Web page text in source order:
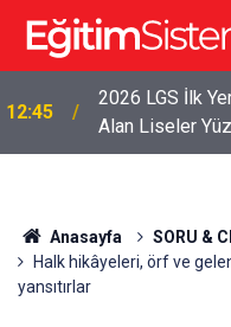
12:45
2026 LGS İlk
Alan Liseler
Anasayfa SORU &
Halk hikâyeleri, örf ve
yansıtırlar